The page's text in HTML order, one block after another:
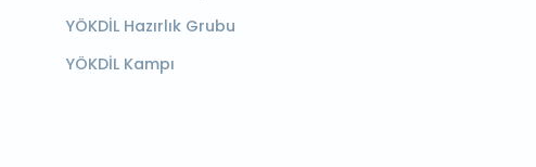
YÖKDİL Hazırlık Grubu
YÖKDİL Kampı